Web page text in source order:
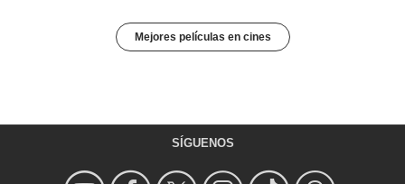
Mejores películas en cines
SÍGUENOS